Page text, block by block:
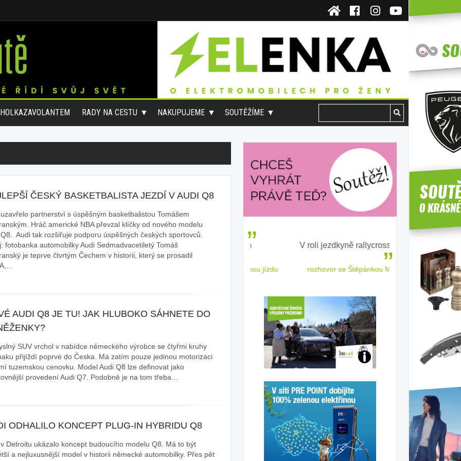
RADY NA CESTU NAKUPUJEME SOUTĚŽÍME
ČESKÝ BASKETBALISTA JEZDÍ V AUDI Q8
partnerství s úspěšným basketbalistou Tomášem
Hráč americké NBA převzal klíčky od nového modelu
Audi tak rozšiřuje podporu úspěšných českých sportovců.
fotobanka automobilky Audi Sedmadvacetiletý Tomáš
je teprve čtvrtým Čechem v historii, který se prosadil
AUDI Q8 JE TU! JAK HLUBOKO SÁHNETE DO
SUV vrchol v nabídce německého výrobce se čtyřmi kruhy
přijíždí poprvé do Česka. Má zatím pouze jedinou motorizaci
tuzemskou cenovku. Model Audi Q8 lze definovat jako
provedení Audi Q7. Podobně je na tom třeba…
ODHALILO KONCEPT PLUG-IN HYBRIDU Q8
Detroitu ukázalo koncept budoucího modelu Q8. Má to být
a nejluxusnější model v historii německé automobilky. Přes pět
správného poutání
autosedačky
Zabavte děti na cestách V roli jezdkyně rallycrossu
rozhovor se Štěpánkou Mottlovou
ženským
Jaké